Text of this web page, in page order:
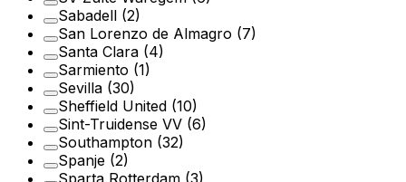
Sabadell (2)
San Lorenzo de Almagro (7)
Santa Clara (4)
Sarmiento (1)
Sevilla (30)
Sheffield United (10)
Sint-Truidense VV (6)
Southampton (32)
Spanje (2)